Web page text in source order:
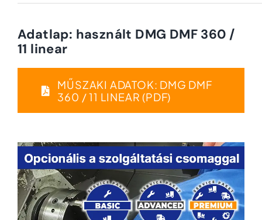
Adatlap: használt DMG DMF 360 /
11 linear
MŰSZAKI ADATOK: DMG DMF
360 / 11 LINEAR (PDF)